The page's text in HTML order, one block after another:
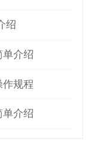
绍
单介绍
作规程
单介绍